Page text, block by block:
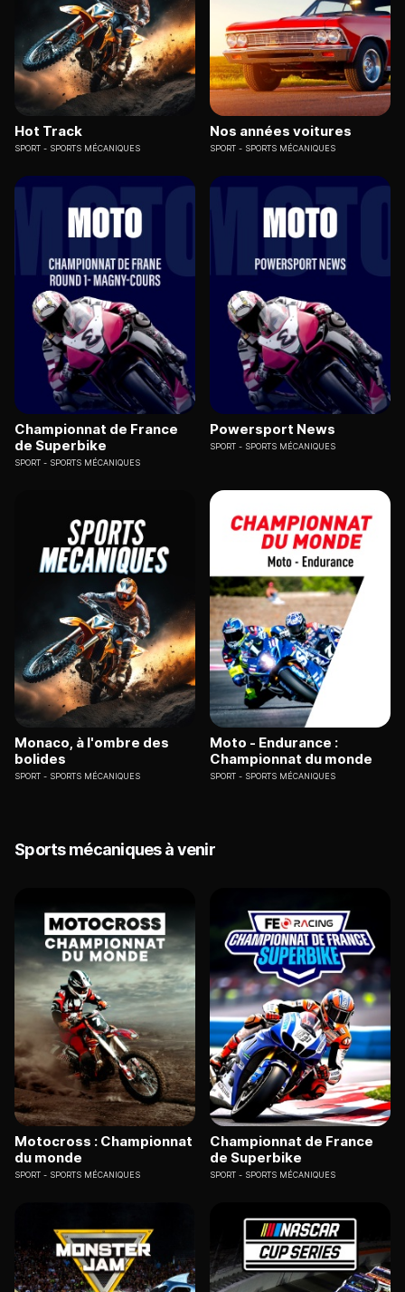
Hot Track
SPORT SPORTS MÉCANIQUES
Nos années voitures
SPORT SPORTS MÉCANIQUES
Championnat de France
de Superbike
SPORT SPORTS MÉCANIQUES
Powersport News
SPORT SPORTS MÉCANIQUES
Monaco, à l'ombre des
bolides
SPORT SPORTS MÉCANIQUES
Moto - Endurance :
Championnat du monde
SPORT SPORTS MÉCANIQUES
Sports mécaniques à venir
Motocross : Championnat
du monde
SPORT SPORTS MÉCANIQUES
Championnat de France
de Superbike
SPORT SPORTS MÉCANIQUES